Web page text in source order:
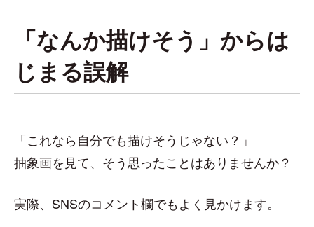
「なんか描けそう」からは
じまる誤解
「これなら自分でも描けそうじゃない？」
抽象画を見て、そう思ったことはありませんか？
実際、SNSのコメント欄でもよく見かけます。